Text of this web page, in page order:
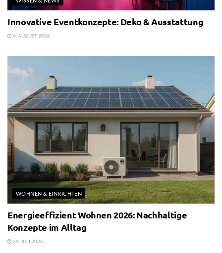
Innovative Eventkonzepte: Deko & Ausstattung
6. AUGUST 2026
WOHNEN & EINRICHTEN
Energieeffizient Wohnen 2026: Nachhaltige
Konzepte im Alltag
29. JULI 2026